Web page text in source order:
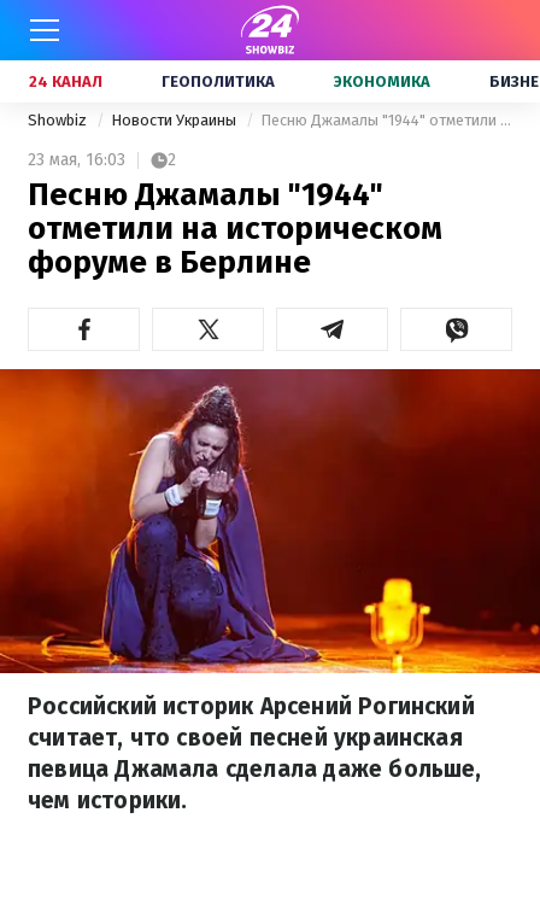
24 КАНАЛ ГЕОПОЛИТИКА ЭКОНОМИКА
Showbiz Новости Украины Песню Джамалы "1944" отметили на историческом форуме в Берлине
23 мая, 16:03 2
Песню Джамалы "1944"
отметили на историческом
форуме в Берлине
Российский историк Арсений Рогинский
считает, что своей песней украинская
певица Джамала сделала даже больше,
чем историки.